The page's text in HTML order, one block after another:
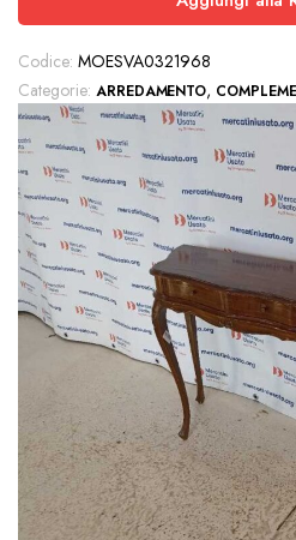
Codice: MOESVA0321968
Categorie: ARREDAMENTO,